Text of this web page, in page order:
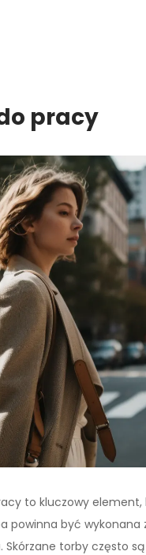
pracy
to kluczowy
powinna być wykonana
torby często